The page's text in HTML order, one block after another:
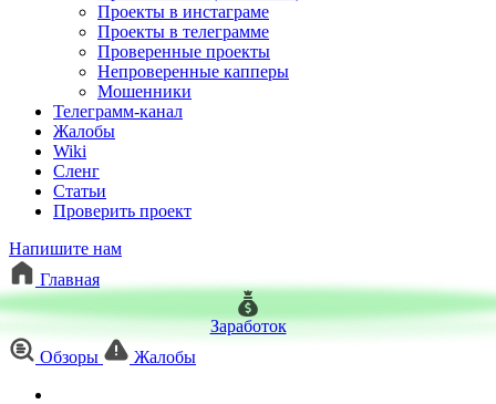
Проекты в инстаграме
Проекты в телеграмме
Проверенные проекты
Непроверенные капперы
Мошенники
Телеграмм-канал
Жалобы
Wiki
Сленг
Статьи
Проверить проект
Напишите нам
Главная
Заработок
Обзоры
Жалобы